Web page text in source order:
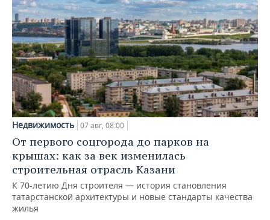
Недвижимость 07 авг, 08:00
От первого соцгорода до парков на
крышах: как за век изменилась
строительная отрасль Казани
К 70-летию Дня строителя — история становления
татарстанской архитектуры и новые стандарты качества
жилья